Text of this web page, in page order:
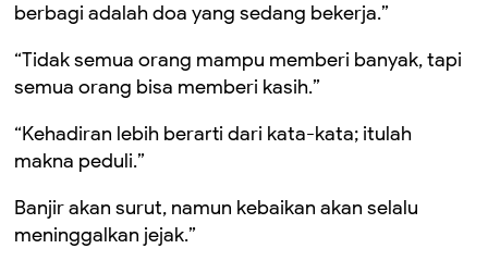
berbagi adalah doa yang sedang bekerja.”
“Tidak semua orang mampu memberi banyak, tapi
semua orang bisa memberi kasih.”
“Kehadiran lebih berarti dari kata-kata; itulah
makna peduli.”
Banjir akan surut, namun kebaikan akan selalu
meninggalkan jejak.”